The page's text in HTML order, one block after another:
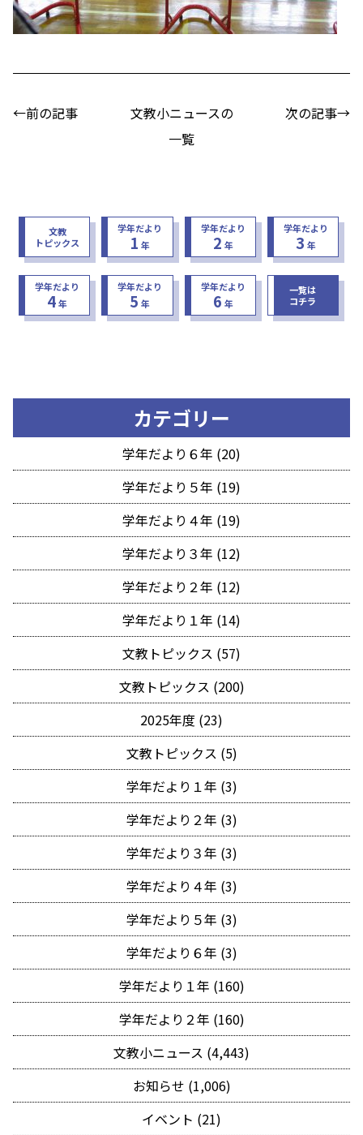
←前の記事
文教小ニュースの
一覧
次の記事→
文教
トピックス
学年だより
1 年
学年だより
2 年
学年だより
3 年
学年だより
4年
学年だより
5 年
学年だより
6 年
一覧は
コチラ
カテゴリー
学年だより６年 (20)
学年だより５年 (19)
学年だより４年 (19)
学年だより３年 (12)
学年だより２年 (12)
学年だより１年 (14)
文教トピックス (57)
文教トピックス (200)
2025年度 (23)
文教トピックス (5)
学年だより１年 (3)
学年だより２年 (3)
学年だより３年 (3)
学年だより４年 (3)
学年だより５年 (3)
学年だより６年 (3)
学年だより１年 (160)
学年だより２年 (160)
文教小ニュース (4,443)
お知らせ (1,006)
イベント (21)